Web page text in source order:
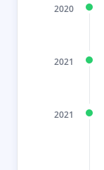
2020
2021
2021